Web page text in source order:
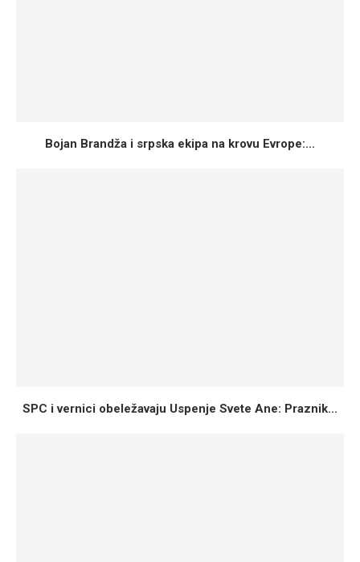
Bojan Brandža i srpska ekipa na krovu Evrope:...
SPC i vernici obeležavaju Uspenje Svete Ane: Praznik...